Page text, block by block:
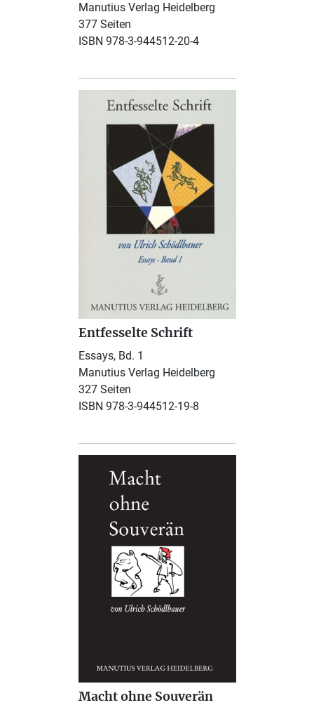
Manutius Verlag Heidelberg
377 Seiten
ISBN 978-3-944512-20-4
Entfesselte Schrift
Essays, Bd. 1
Manutius Verlag Heidelberg
327 Seiten
ISBN 978-3-944512-19-8
Macht ohne Souverän